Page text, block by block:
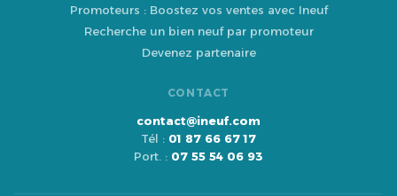
Promoteurs : Boostez vos ventes avec Ineuf
Recherche un bien neuf par promoteur
Devenez partenaire
CONTACT
contact@ineuf.com
Tél : 01 87 66 67 17
Port. : 07 55 54 06 93